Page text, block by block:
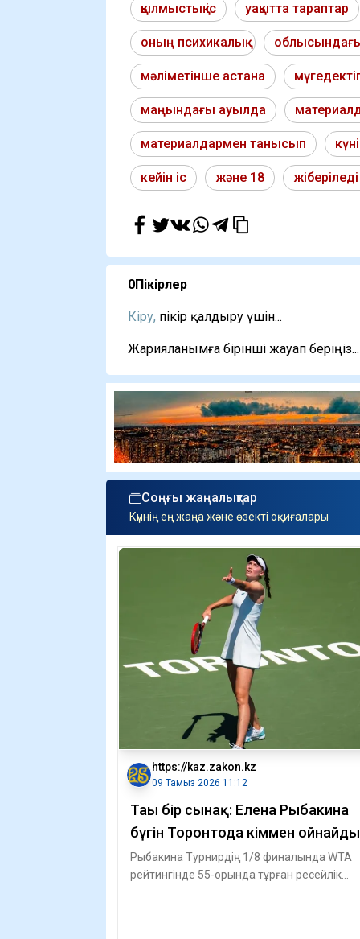
қылмыстық іс уақытта тараптар
оның психикалық
мәліметінше астана
маңындағы ауылда
материалдармен танысып
кейін іс және 18
0Пікірлер
Кіру, пікір қалдыру үшін...
Жарияланымға бірінші жауап беріңіз...
Соңғы жаңалықтар
Күннің ең жаңа және өзекті оқиғалары
https://kaz.zakon.kz
09 Тамыз 2026 11:12
Тағы бір сынақ: Елена Рыбакина
бүгін Торонтода кіммен ойнайды
Рыбакина Турнирдің 1/8 финалында WTA
рейтингінде 55-орында тұрған ресейлік